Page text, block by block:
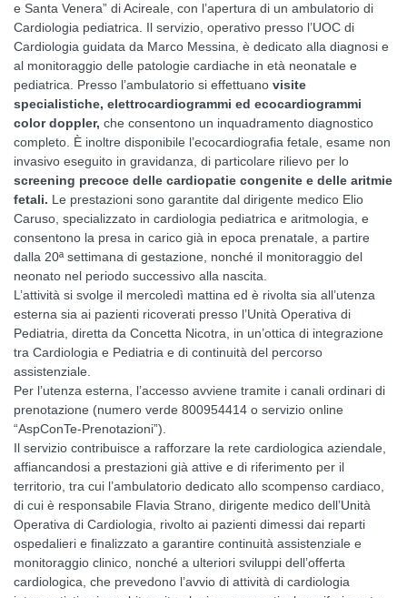
e Santa Venera” di Acireale, con l’apertura di un ambulatorio di
Cardiologia pediatrica. Il servizio, operativo presso l’UOC di
Cardiologia guidata da Marco Messina, è dedicato alla diagnosi e
al monitoraggio delle patologie cardiache in età neonatale e
pediatrica. Presso l’ambulatorio si effettuano visite
specialistiche, elettrocardiogrammi ed ecocardiogrammi
color doppler, che consentono un inquadramento diagnostico
completo. È inoltre disponibile l’ecocardiografia fetale, esame non
invasivo eseguito in gravidanza, di particolare rilievo per lo
screening precoce delle cardiopatie congenite e delle aritmie
fetali. Le prestazioni sono garantite dal dirigente medico Elio
Caruso, specializzato in cardiologia pediatrica e aritmologia, e
consentono la presa in carico già in epoca prenatale, a partire
dalla 20ª settimana di gestazione, nonché il monitoraggio del
neonato nel periodo successivo alla nascita.
L’attività si svolge il mercoledì mattina ed è rivolta sia all’utenza
esterna sia ai pazienti ricoverati presso l’Unità Operativa di
Pediatria, diretta da Concetta Nicotra, in un’ottica di integrazione
tra Cardiologia e Pediatria e di continuità del percorso
assistenziale.
Per l’utenza esterna, l’accesso avviene tramite i canali ordinari di
prenotazione (numero verde 800954414 o servizio online
“AspConTe-Prenotazioni”).
Il servizio contribuisce a rafforzare la rete cardiologica aziendale,
affiancandosi a prestazioni già attive e di riferimento per il
territorio, tra cui l’ambulatorio dedicato allo scompenso cardiaco,
di cui è responsabile Flavia Strano, dirigente medico dell’Unità
Operativa di Cardiologia, rivolto ai pazienti dimessi dai reparti
ospedalieri e finalizzato a garantire continuità assistenziale e
monitoraggio clinico, nonché a ulteriori sviluppi dell’offerta
cardiologica, che prevedono l’avvio di attività di cardiologia